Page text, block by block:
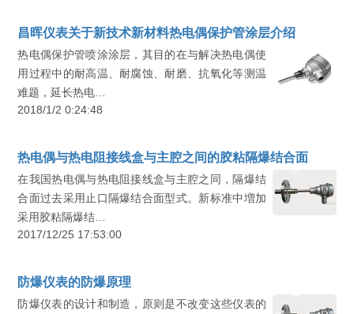
昌晖仪表关于新技术新材料热电偶保护管涂层介绍
热电偶保护管喷涂涂层，其目的在与解决热电偶使
用过程中的耐高温、耐腐蚀、耐磨、抗氧化等测温
难题，延长热电…
2018/1/2 0:24:48
热电偶与热电阻接线盒与主腔之间的胶粘隔爆结合面
在我国热电偶与热电阻接线盒与主腔之同，隔爆结
合面过去采用止口隔爆结合面型式。新标准中増加
采用胶粘隔爆结…
2017/12/25 17:53:00
防爆仪表的防爆原理
防爆仪表的设计和制造，原则是不改变这些仪表的